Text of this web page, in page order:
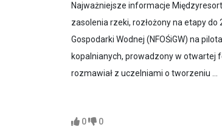
Najważniejsze informacje
zasolenia rzeki, rozłożony na etapy
Gospodarki Wodnej (NFOŚiGW) na
kopalnianych, prowadzony w otwartej
rozmawiał z uczelniami o tworzeniu ...
0
0